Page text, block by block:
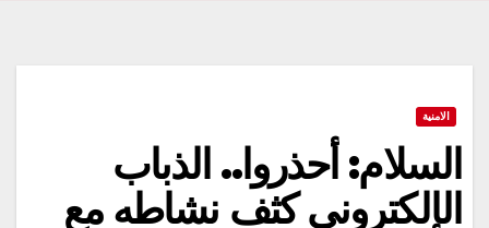
الامنية
السلام: أحذروا.. الذباب
الإلكتروني كثف نشاطه مع